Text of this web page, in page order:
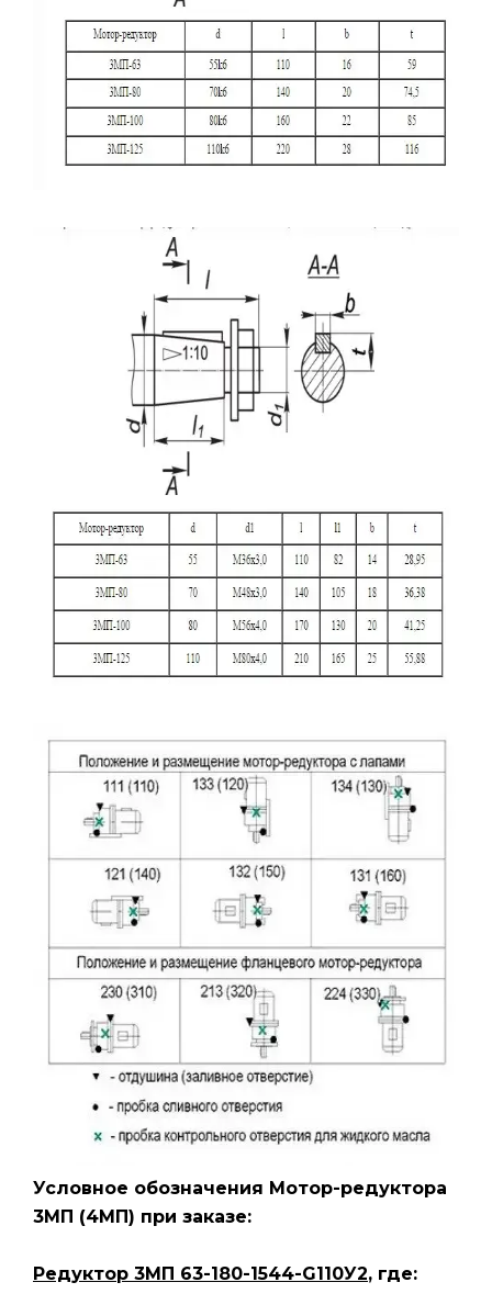
Условное обозначения Мотор-редуктора
3МП (4МП) при заказе:
Редуктор 3МП 63-180-1544-G110У2, где: